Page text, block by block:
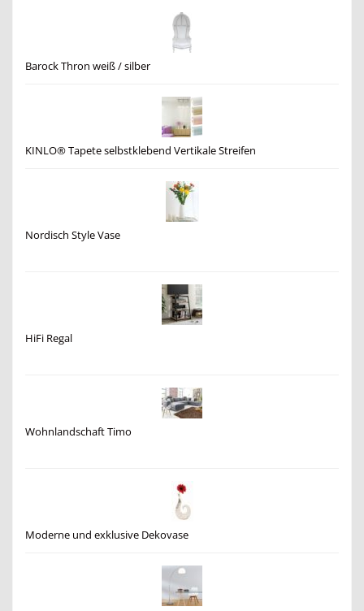
Barock Thron weiß / silber
KINLO® Tapete selbstklebend Vertikale Streifen
Nordisch Style Vase
HiFi Regal
Wohnlandschaft Timo
Moderne und exklusive Dekovase